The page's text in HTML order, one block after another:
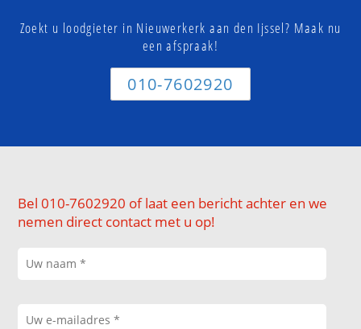
Zoekt u loodgieter in Nieuwerkerk aan den Ijssel? Maak nu
een afspraak!
010-7602920
Bel 010-7602920 of laat een bericht achter en we
nemen direct contact met u op!